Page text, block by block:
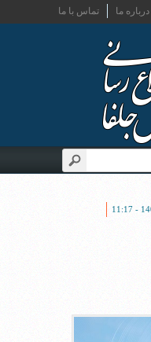
تماس با ما درباره ما